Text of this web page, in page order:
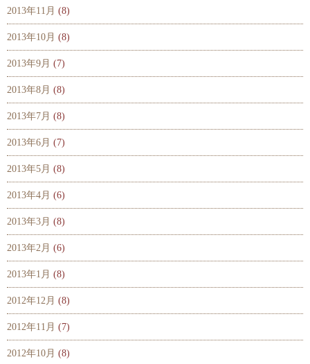
2013年11月 (8)
2013年10月 (8)
2013年9月 (7)
2013年8月 (8)
2013年7月 (8)
2013年6月 (7)
2013年5月 (8)
2013年4月 (6)
2013年3月 (8)
2013年2月 (6)
2013年1月 (8)
2012年12月 (8)
2012年11月 (7)
2012年10月 (8)